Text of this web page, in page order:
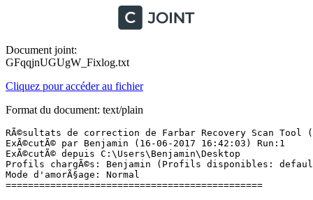
Document joint:
GFqqjnUGUgW_Fixlog.txt
Cliquez pour accéder au fichier
Format du document: text/plain
RÃ©sultats de correction de Farbar Recovery Scan Tool
ExÃ©cutÃ© par Benjamin (16-06-2017 16:42:03) Run:1
ExÃ©cutÃ© depuis C:\Users\Benjamin\Desktop
Profils chargÃ©s: Benjamin (Profils disponibles:
Mode d'amorÃ§age: Normal
==============================================